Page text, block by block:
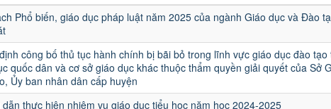
Phổ biến, giáo dục pháp luật năm 2025 của ngành Giáo dục và Đào
công bố thủ tục hành chính bị bãi bỏ trong lĩnh vực giáo dục đào tạo
quốc dân và cơ sở giáo dục khác thuộc thẩm quyền giải quyết của Sở
Ủy ban nhân dân cấp huyện
dẫn thực hiện nhiệm vụ giáo dục tiểu học năm học 2024-2025